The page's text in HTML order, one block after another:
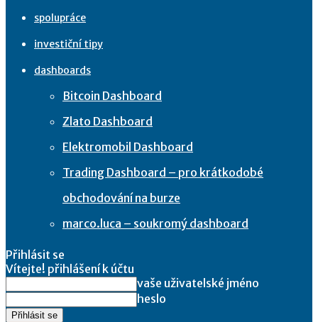
spolupráce
investiční tipy
dashboards
Bitcoin Dashboard
Zlato Dashboard
Elektromobil Dashboard
Trading Dashboard – pro krátkodobé
obchodování na burze
marco.luca – soukromý dashboard
Přihlásit se
Vítejte! přihlášení k účtu
vaše uživatelské jméno
heslo